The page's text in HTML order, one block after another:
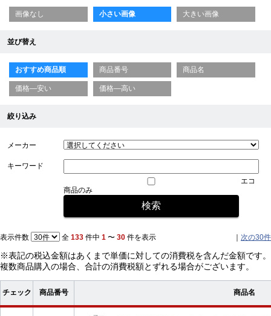
画像なし 小さい画像 大きい画像
並び替え
おすすめ商品順 商品番号 商品名
価格—安い 価格—高い
絞り込み
メーカー
キーワード
エコ
商品のみ
表示件数 全 133 件中 1 〜 30 件を表示 次の30件
※表記の税込金額はあくまで単価に対しての消費税を含んだ金額です。
複数商品購入の場合、合計の消費税額とずれる場合がございます。
チェック 商品番号 商品名